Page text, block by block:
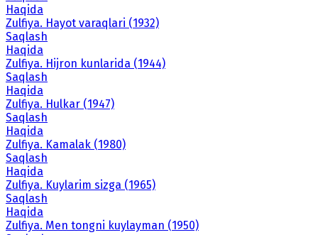
Haqida
Zulfiya. Hayot varaqlari (1932)
Saqlash
Haqida
Zulfiya. Hijron kunlarida (1944)
Saqlash
Haqida
Zulfiya. Hulkar (1947)
Saqlash
Haqida
Zulfiya. Kamalak (1980)
Saqlash
Haqida
Zulfiya. Kuylarim sizga (1965)
Saqlash
Haqida
Zulfiya. Men tongni kuylayman (1950)